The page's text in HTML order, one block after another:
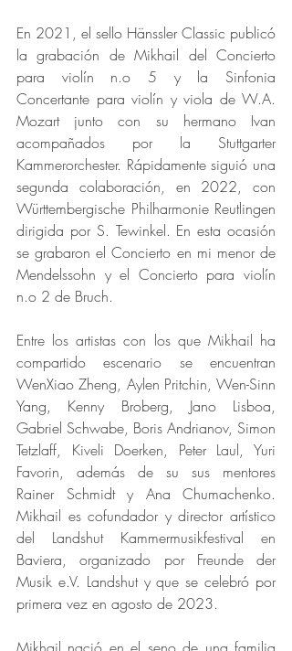
En 2021, el sello Hänssler Classic publicó
la grabación de Mikhail del Concierto
para violín n.o 5 y la Sinfonia
Concertante para violín y viola de W.A.
Mozart junto con su hermano Ivan
acompañados por la Stuttgarter
Kammerorchester. Rápidamente siguió una
segunda colaboración, en 2022, con
Württembergische Philharmonie Reutlingen
dirigida por S. Tewinkel. En esta ocasión
se grabaron el Concierto en mi menor de
Mendelssohn y el Concierto para violín
n.o 2 de Bruch.
Entre los artistas con los que Mikhail ha
compartido escenario se encuentran
WenXiao Zheng, Aylen Pritchin, Wen-Sinn
Yang, Kenny Broberg, Jano Lisboa,
Gabriel Schwabe, Boris Andrianov, Simon
Tetzlaff, Kiveli Doerken, Peter Laul, Yuri
Favorin, además de su sus mentores
Rainer Schmidt y Ana Chumachenko.
Mikhail es cofundador y director artístico
del Landshut Kammermusikfestival en
Baviera, organizado por Freunde der
Musik e.V. Landshut y que se celebró por
primera vez en agosto de 2023.